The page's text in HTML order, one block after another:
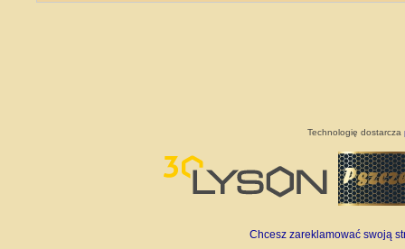
Technologię dostarcza
Chcesz zareklamować swoją